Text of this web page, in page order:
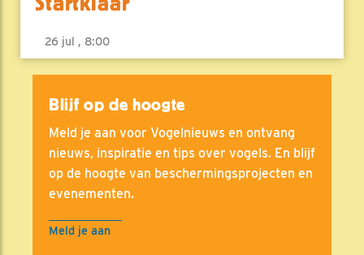
26 jul , 8:00
Blijf op de hoogte
Meld je aan voor Vogelnieuws en ontvang
nieuws, inspiratie en tips over vogels. En blijf
op de hoogte van beschermingsprojecten en
evenementen.
Meld je aan